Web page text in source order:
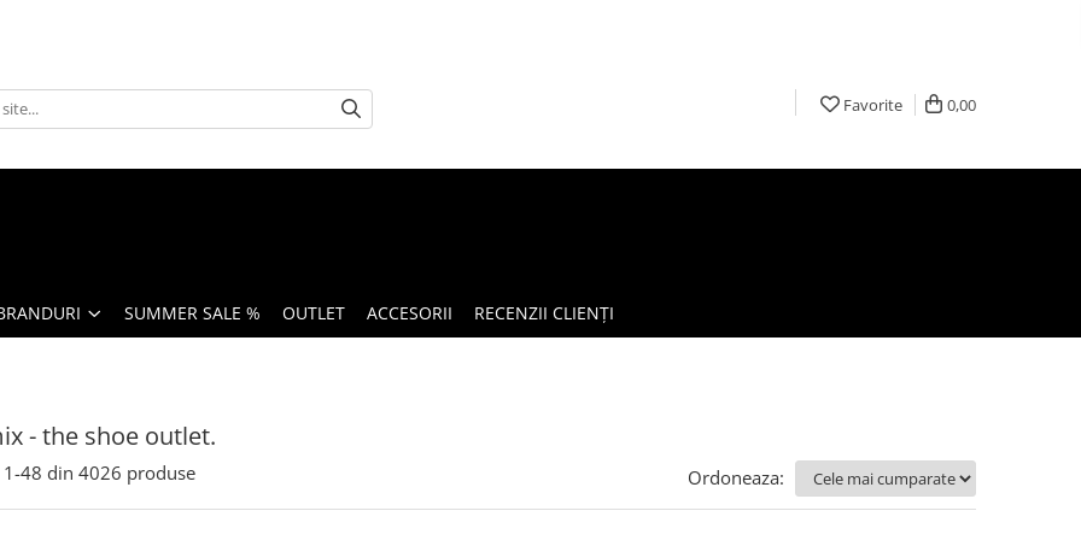
Favorite 0,00
SUMMER SALE % OUTLET ACCESORII RECENZII CLIENȚI
- the shoe outlet.
1-48 din 4026 produse Ordoneaza: